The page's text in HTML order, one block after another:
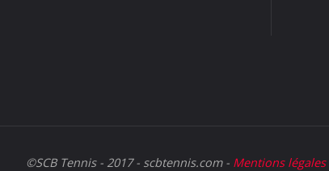
©SCB Tennis - 2017 - scbtennis.com - Mentions légales